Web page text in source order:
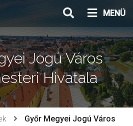
MENÜ
Jogú Város
Hivatala
Győr Megyei Jogú Város